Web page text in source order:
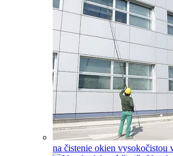
na čistenie okien vysokočistou